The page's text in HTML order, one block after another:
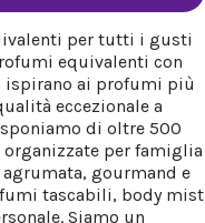
per tutti i gusti
equivalenti con
ispirano ai profumi più
eccezionale a
di oltre 500
organizzate per famiglia
gourmand e
tascabili, body mist
Siamo un